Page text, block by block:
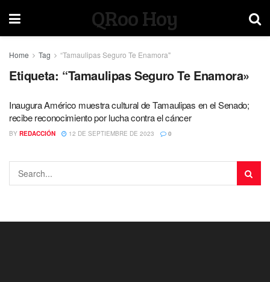
QRoo Hoy
Home Tag “Tamaulipas Seguro Te Enamora"
Etiqueta: “Tamaulipas Seguro Te Enamora»
Inaugura Américo muestra cultural de Tamaulipas en el Senado;
recibe reconocimiento por lucha contra el cáncer
BY REDACCIÓN 12 DE SEPTIEMBRE DE 2023 0